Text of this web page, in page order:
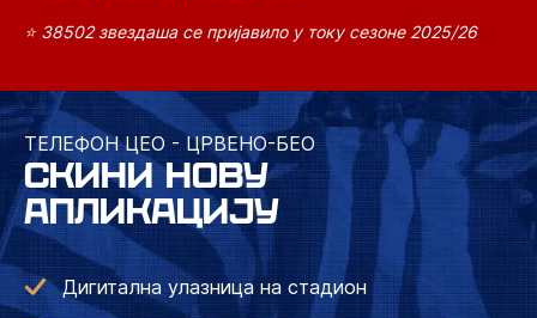
⭐ 38502 звездаша се пријавило у току сезоне 2025/26
ТЕЛЕФОН ЦЕО - ЦРВЕНО-БЕО
СКИНИ НОВУ
АПЛИКАЦИЈУ
Дигитална улазница на стадион